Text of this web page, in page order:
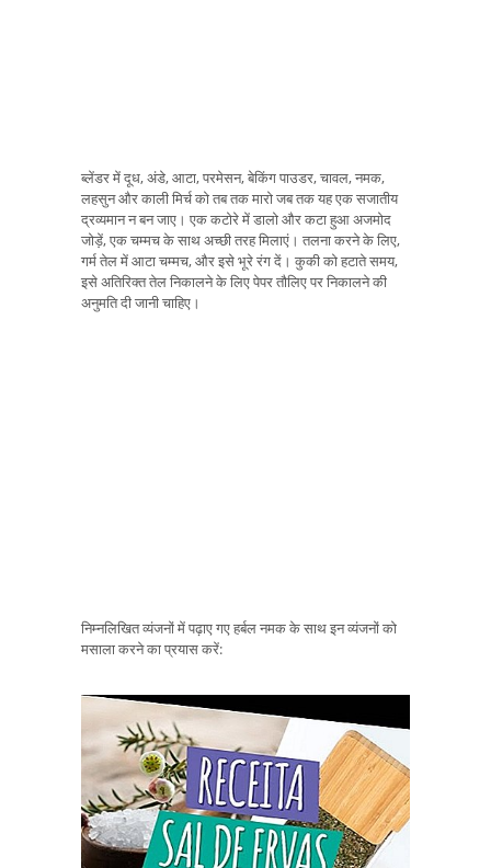
ब्लेंडर में दूध, अंडे, आटा, परमेसन, बेकिंग पाउडर, चावल, नमक,
लहसुन और काली मिर्च को तब तक मारो जब तक यह एक सजातीय
द्रव्यमान न बन जाए। एक कटोरे में डालो और कटा हुआ अजमोद
जोड़ें, एक चम्मच के साथ अच्छी तरह मिलाएं। तलना करने के लिए,
गर्म तेल में आटा चम्मच, और इसे भूरे रंग दें। कुकी को हटाते समय,
इसे अतिरिक्त तेल निकालने के लिए पेपर तौलिए पर निकालने की
अनुमति दी जानी चाहिए।
निम्नलिखित व्यंजनों में पढ़ाए गए हर्बल नमक के साथ इन व्यंजनों को
मसाला करने का प्रयास करें: